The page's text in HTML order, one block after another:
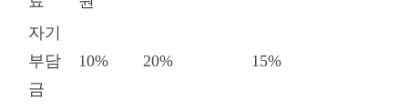
자기
부담
금
10% 20% 15%